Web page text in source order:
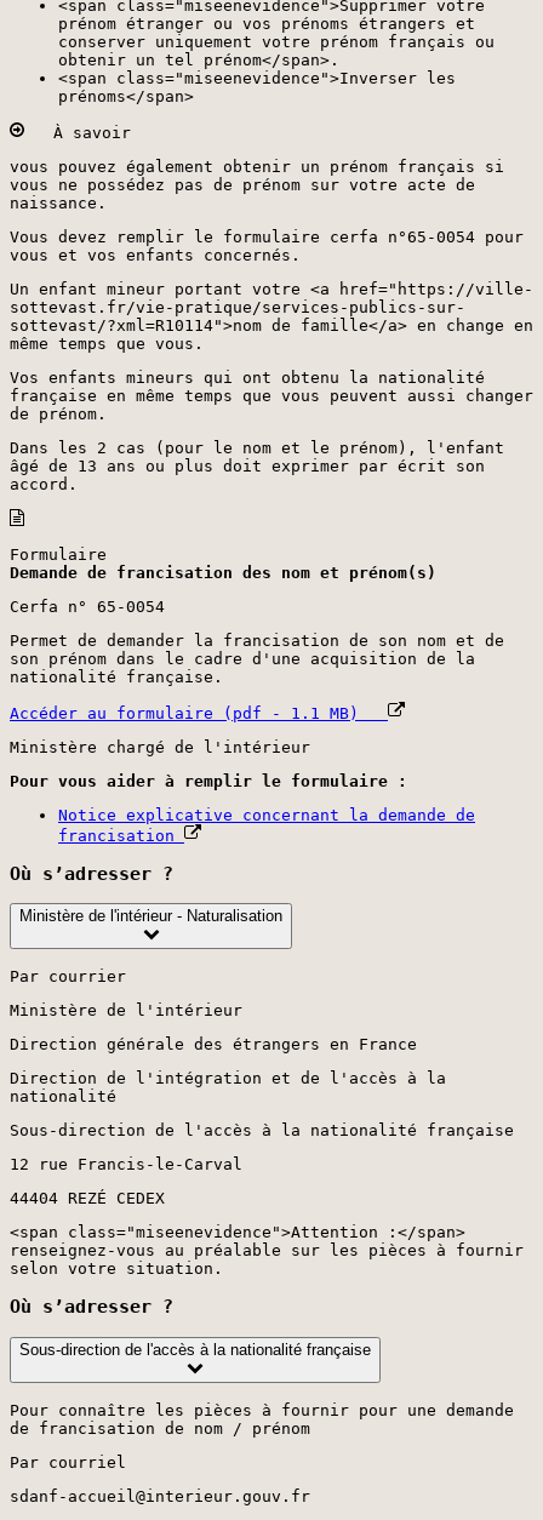
<span class="miseenevidence">Supprimer votre
prénom étranger ou vos prénoms étrangers et
conserver uniquement votre prénom français ou
obtenir un tel prénom</span>.
<span class="miseenevidence">Inverser les
prénoms</span>
À savoir
vous pouvez également obtenir un prénom français si
vous ne possédez pas de prénom sur votre acte de
naissance.
Vous devez remplir le formulaire cerfa n°65-0054 pour
vous et vos enfants concernés.
Un enfant mineur portant votre <a href="https://ville-
sottevast.fr/vie-pratique/services-publics-sur-
sottevast/?xml=R10114">nom de famille</a> en change en
même temps que vous.
Vos enfants mineurs qui ont obtenu la nationalité
française en même temps que vous peuvent aussi changer
de prénom.
Dans les 2 cas (pour le nom et le prénom), l'enfant
âgé de 13 ans ou plus doit exprimer par écrit son
accord.
Formulaire
Demande de francisation des nom et prénom(s)
Cerfa n° 65-0054
Permet de demander la francisation de son nom et de
son prénom dans le cadre d'une acquisition de la
nationalité française.
Accéder au formulaire (pdf - 1.1 MB)
Ministère chargé de l'intérieur
Pour vous aider à remplir le formulaire :
Notice explicative concernant la demande de
francisation
Où s’adresser ?
Ministère de l'intérieur - Naturalisation
Par courrier
Ministère de l'intérieur
Direction générale des étrangers en France
Direction de l'intégration et de l'accès à la
nationalité
Sous-direction de l'accès à la nationalité française
12 rue Francis-le-Carval
44404 REZÉ CEDEX
<span class="miseenevidence">Attention :</span>
renseignez-vous au préalable sur les pièces à fournir
selon votre situation.
Où s’adresser ?
Sous-direction de l'accès à la nationalité française
Pour connaître les pièces à fournir pour une demande
de francisation de nom / prénom
Par courriel
sdanf-accueil@interieur.gouv.fr